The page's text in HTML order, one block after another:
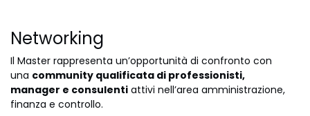
Networking
Il Master rappresenta un’opportunità di confronto con
una community qualificata di professionisti,
manager e consulenti attivi nell’area amministrazione,
finanza e controllo.